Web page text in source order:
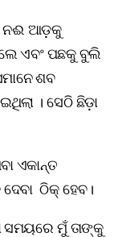
ନଈ ଆଡ଼କୁ
ଏବଂ ପଛକୁ ବୁଲି
ଶବ
। ସେଠି ଛିଡ଼ା
ଏକାନ୍ତ
ଠିକ୍ ହେବ।
ସମୟରେ ମୁଁ ତାଙ୍କୁ